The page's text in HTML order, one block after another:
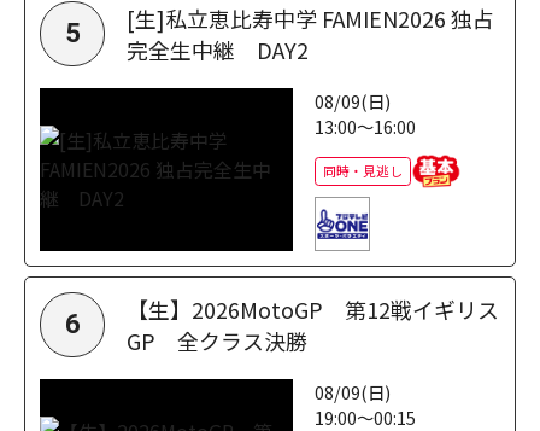
5
[生]私立恵比寿中学 FAMIEN2026 独占
完全生中継 DAY2
08/09(日)
13:00～16:00
同時・見逃し
6
【生】2026MotoGP 第12戦イギリス
GP 全クラス決勝
08/09(日)
19:00～00:15